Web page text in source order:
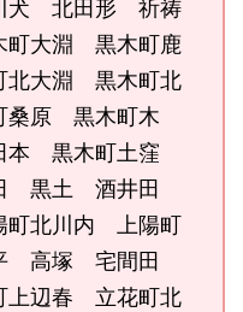
北田形 祈祷
大淵 黒木町鹿
大淵 黒木町北
原 黒木町木
本 黒木町土窪
黒土 酒井田
北川内 上陽町
高塚 宅間田
辺春 立花町北